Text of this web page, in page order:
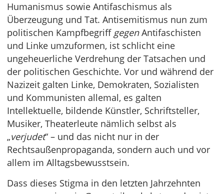
Humanismus sowie Antifaschismus als
Überzeugung und Tat. Antisemitismus nun zum
politischen Kampfbegriff gegenAntifaschisten
und Linke umzuformen, ist schlicht eine
ungeheuerliche Verdrehung der Tatsachen und
der politischen Geschichte. Vor und während der
Nazizeit galten Linke, Demokraten, Sozialisten
und Kommunisten allemal, es galten
Intellektuelle, bildende Künstler, Schriftsteller,
Musiker, Theaterleute nämlich selbst als
„verjudet“ – und das nicht nur in der
Rechtsaußenpropaganda, sondern auch und vor
allem im Alltagsbewusstsein.
Dass dieses Stigma in den letzten Jahrzehnten